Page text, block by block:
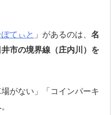
てぃと 」があるのは、 名
市の境界線（庄内川）を
がない」「コインパーキ